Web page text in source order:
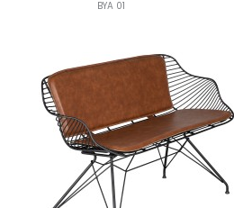
BYA 01